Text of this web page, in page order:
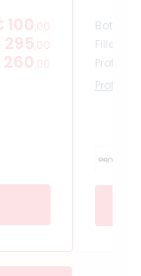
100 ,00
,00
,00
Botox
Filler
Profhilo
Profiel